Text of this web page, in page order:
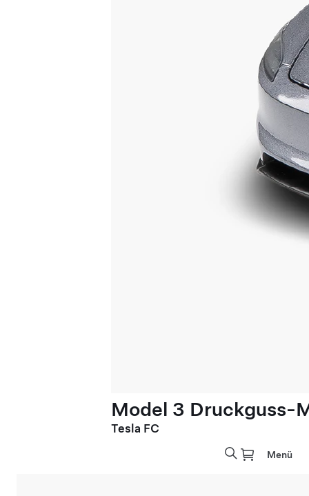
Model 3 Druckguss-
Tesla FC
Menü